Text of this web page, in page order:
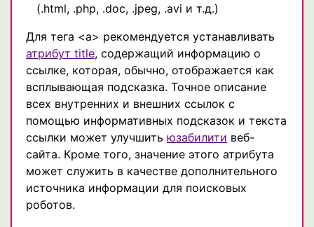
(.html, .php, .doc, .jpeg, .avi и т.д.)
Для тега <a> рекомендуется устанавливать
атрибут title, содержащий информацию о
ссылке, которая, обычно, отображается как
всплывающая подсказка. Точное описание
всех внутренних и внешних ссылок с
помощью информативных подсказок и текста
ссылки может улучшить юзабилити веб-
сайта. Кроме того, значение этого атрибута
может служить в качестве дополнительного
источника информации для поисковых
роботов.